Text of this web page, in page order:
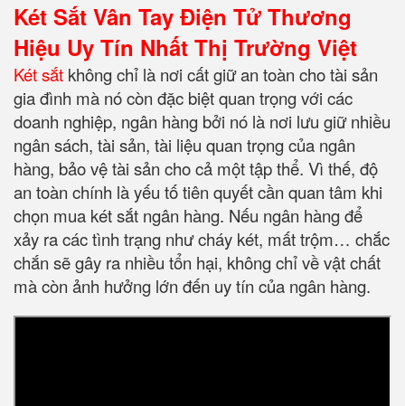
Két Sắt Vân Tay Điện Tử Thương
Hiệu Uy Tín Nhất Thị Trường Việt
Két sắt không chỉ là nơi cất giữ an toàn cho tài sản
gia đình mà nó còn đặc biệt quan trọng với các
doanh nghiệp, ngân hàng bởi nó là nơi lưu giữ nhiều
ngân sách, tài sản, tài liệu quan trọng của ngân
hàng, bảo vệ tài sản cho cả một tập thể. Vì thế, độ
an toàn chính là yếu tố tiên quyết cần quan tâm khi
chọn mua két sắt ngân hàng. Nếu ngân hàng để
xảy ra các tình trạng như cháy két, mất trộm… chắc
chắn sẽ gây ra nhiều tổn hại, không chỉ về vật chất
mà còn ảnh hưởng lớn đến uy tín của ngân hàng.